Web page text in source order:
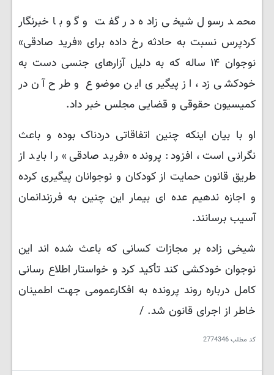
محمد رسول شیخی زاده در گفت و گو با خبرنگار
کردپرس نسبت به حادثه رخ داده برای «فرید صادقی»
نوجوان ۱۴ ساله که به دلیل آزارهای جنسی دست به
خودکشی زد، از پیگیری این موضوع و طرح آن در
کمیسیون حقوقی و قضایی مجلس خبر داد.
او با بیان اینکه چنین اتفاقاتی دردناک بوده و باعث
نگرانی است، افزود: پرونده «فرید صادقی» را باید از
طریق قانون حمایت از کودکان و نوجوانان پیگیری کرده
و اجازه ندهیم عده ای بیمار این چنین به فرزندانمان
آسیب برسانند.
شیخی زاده بر مجازات کسانی که باعث شده اند این
نوجوان خودکشی کند تأکید کرد و خواستار اطلاع رسانی
کامل درباره روند پرونده به افکارعمومی جهت اطمینان
خاطر از اجرای قانون شد. /
کد مطلب2774346